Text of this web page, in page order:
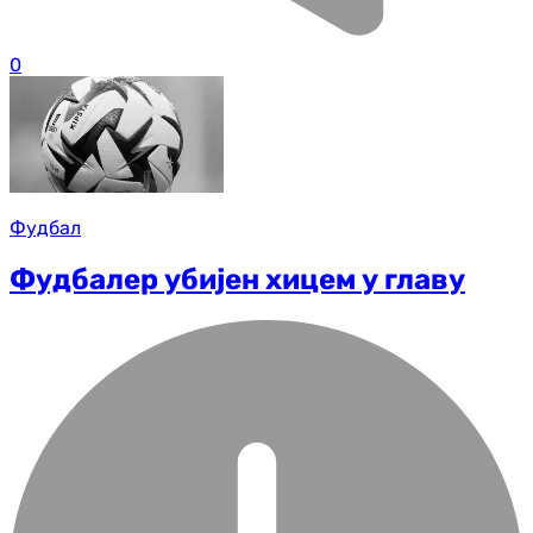
0
Фудбал
Фудбалер убијен хицем у главу